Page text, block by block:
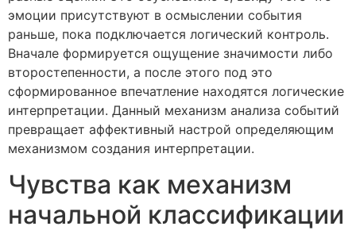
эмоции присутствуют в осмыслении события
раньше, пока подключается логический контроль.
Вначале формируется ощущение значимости либо
второстепенности, а после этого под это
сформированное впечатление находятся логические
интерпретации. Данный механизм анализа событий
превращает аффективный настрой определяющим
механизмом создания интерпретации.
Чувства как механизм
начальной классификации